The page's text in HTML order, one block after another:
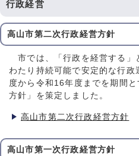
行政経営
高山市第二次行政経営方針
市では、「行政を経営する」
わたり持続可能で安定的な行
度から令和16年度までを期間
方針」を策定しました。
高山市第二次行政経営方針
高山市第一次行政経営方針